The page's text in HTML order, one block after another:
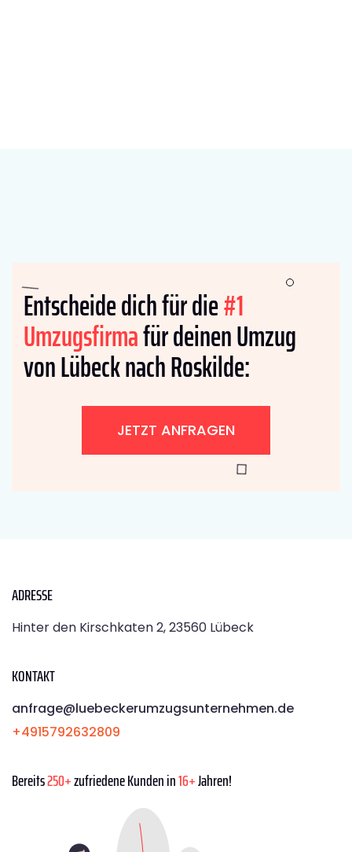
Entscheide dich für die#1
Umzugsfirmafür deinen Umzug
von Lübeck nach Roskilde:
JETZT ANFRAGEN
ADRESSE
Hinter den Kirschkaten 2, 23560 Lübeck
KONTAKT
anfrage@luebeckerumzugsunternehmen.de
+4915792632809
Bereits250+zufriedene Kunden in16+Jahren!